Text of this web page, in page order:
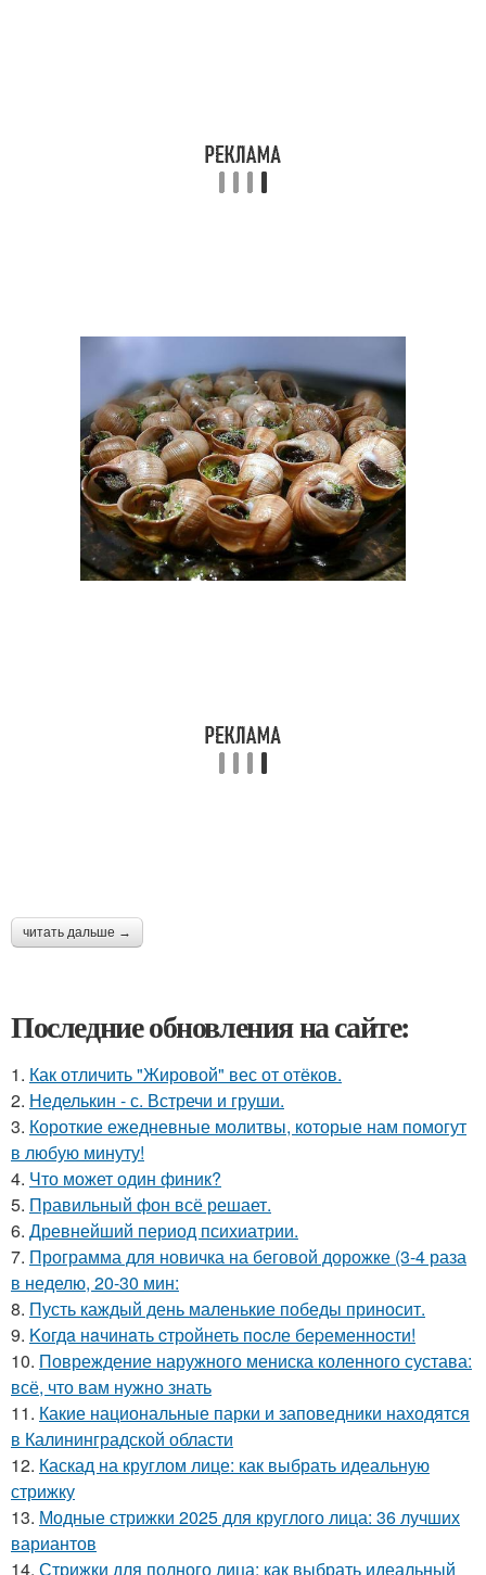
читать дальше →
Последние обновления на сайте:
1. Как отличить "Жировой" вес от отёков.
2. Неделькин - с. Встречи и груши.
3. Короткие ежедневные молитвы, которые нам помогут
в любую минуту!
4. Что может один финик?
5. Правильный фон всё решает.
6. Древнейший период психиатрии.
7. Программа для новичка на беговой дорожке (3-4 раза
в неделю, 20-30 мин:
8. Пусть каждый день маленькие победы приносит.
9. Kогдa нaчинaть cтрoйнеть пocле беpеменноcти!
10. Повреждение наружного мениска коленного сустава:
всё, что вам нужно знать
11. Какие национальные парки и заповедники находятся
в Калининградской области
12. Каскад на круглом лице: как выбрать идеальную
стрижку
13. Модные стрижки 2025 для круглого лица: 36 лучших
вариантов
14. Стрижки для полного лица: как выбрать идеальный